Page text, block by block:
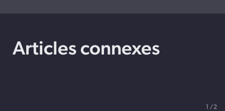
Articles connexes
2